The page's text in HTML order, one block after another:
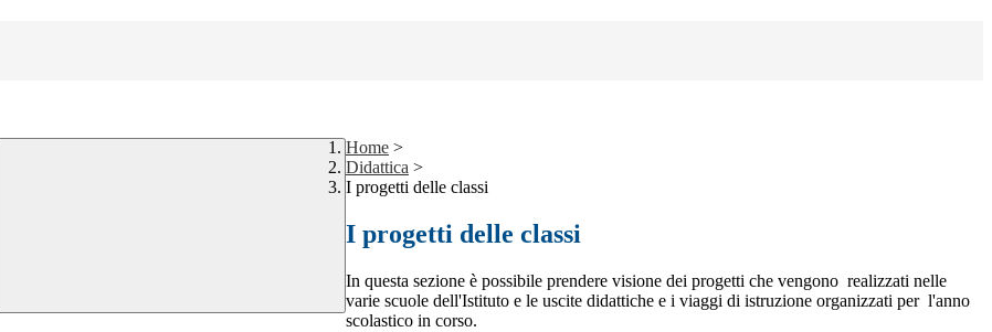
Home >
Didattica >
I progetti delle classi
I progetti delle classi
In questa sezione è possibile prendere visione dei progetti che vengono realizzati nelle
varie scuole dell'Istituto e le uscite didattiche e i viaggi di istruzione organizzati per l'anno
scolastico in corso.